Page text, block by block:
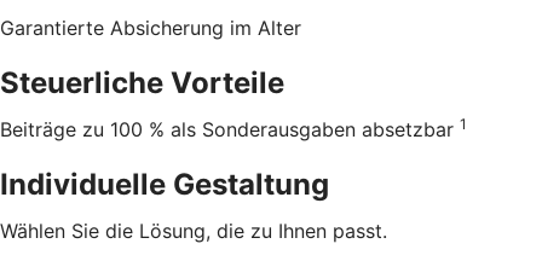
Garantierte Absicherung im Alter
Steuerliche Vorteile
Beiträge zu 100 % als Sonderausgaben absetzbar 1
Individuelle Gestaltung
Wählen Sie die Lösung, die zu Ihnen passt.